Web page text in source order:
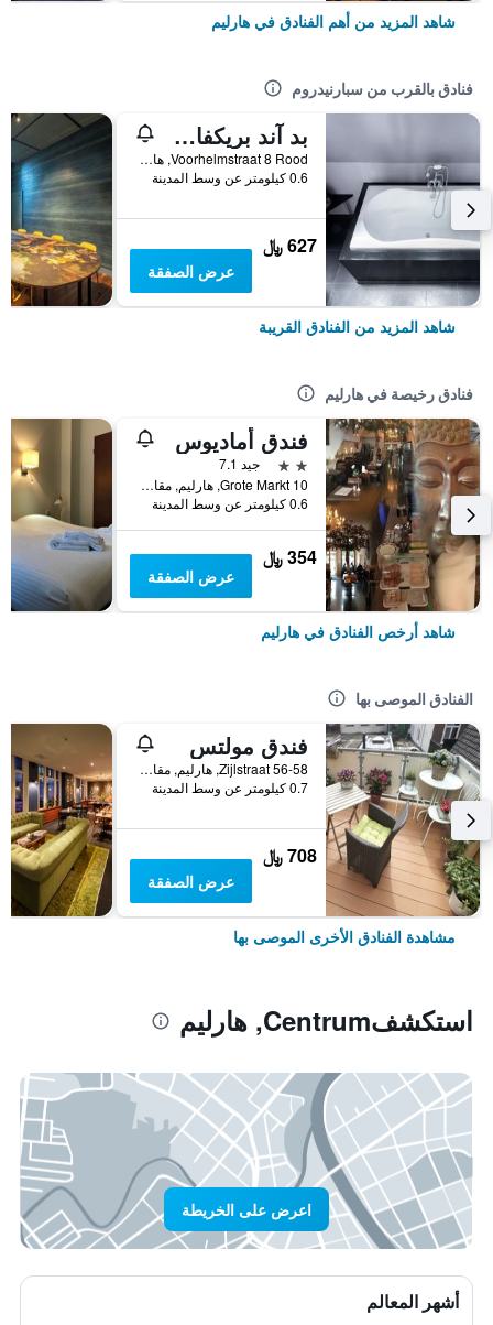
شاهد المزيد من أهم الفنادق في هارليم
فنادق بالقرب من سبارنيدروم
بد آند بريكفاست ذا روز
Voorhelmstraat 8 Rood, هارليم, مقاطعة شمال هولندا, هولندا
0.6 كيلومتر عن وسط المدينة
627 ﷼
عرض الصفقة
شاهد المزيد من الفنادق القريبة
فنادق رخيصة في هارليم
فندق أماديوس
2 نجمتين
جيد 7.1
Grote Markt 10, هارليم, مقاطعة شمال هولندا, هولندا
0.6 كيلومتر عن وسط المدينة
354 ﷼
عرض الصفقة
شاهد أرخص الفنادق في هارليم
الفنادق الموصى بها
فندق مولتس
Zijlstraat 56-58, هارليم, مقاطعة شمال هولندا, هولندا
0.7 كيلومتر عن وسط المدينة
708 ﷼
عرض الصفقة
مشاهدة الفنادق الأخرى الموصى بها
استكشفCentrum, هارليم
اعرض على الخريطة
أشهر المعالم